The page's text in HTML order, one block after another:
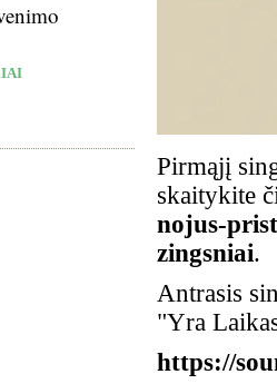
Pirmąjį
skaitykite
nojus-
zingsniai.
Antrasis
"Yra
https://